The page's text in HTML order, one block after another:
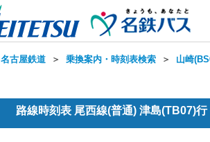
名古屋鉄道 ＞ 乗換案内・時刻表検索 ＞ 山崎
路線時刻表 尾西線(普通) 津島(TB07)